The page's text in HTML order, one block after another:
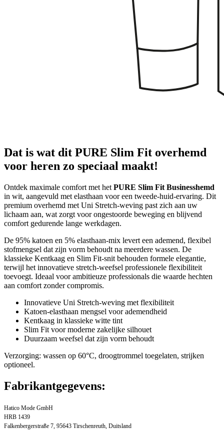
Dat is wat dit PURE Slim Fit overhemd
voor heren zo speciaal maakt!
Ontdek maximale comfort met het PURE Slim Fit Businesshemd
in wit, aangevuld met elasthaan voor een tweede-huid-ervaring. Dit
premium overhemd met Uni Stretch-weving past zich aan uw
lichaam aan, wat zorgt voor ongestoorde beweging en blijvend
comfort gedurende lange werkdagen.
De 95% katoen en 5% elasthaan-mix levert een ademend, flexibel
stofmengsel dat zijn vorm behoudt na meerdere wassen. De
klassieke Kentkaag en Slim Fit-snit behouden formele elegantie,
terwijl het innovatieve stretch-weefsel professionele flexibiliteit
toevoegt. Ideaal voor ambitieuze professionals die waarde hechten
aan comfort zonder compromis.
Innovatieve Uni Stretch-weving met flexibiliteit
Katoen-elasthaan mengsel voor ademendheid
Kentkaag in klassieke witte tint
Slim Fit voor moderne zakelijke silhouet
Duurzaam weefsel dat zijn vorm behoudt
Verzorging: wassen op 60°C, droogtrommel toegelaten, strijken
optioneel.
Fabrikantgegevens:
Hatico Mode GmbH
HRB 1439
Falkenbergerstraße 7, 95643 Tirschenreuth, Duitsland